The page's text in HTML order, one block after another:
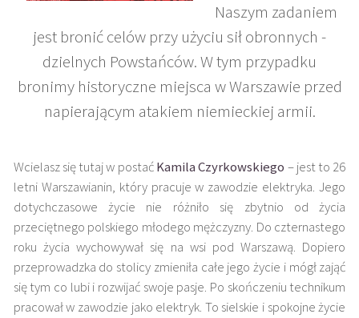
Naszym zadaniem
jest bronić celów przy użyciu sił obronnych -
dzielnych Powstańców. W tym przypadku
bronimy historyczne miejsca w Warszawie przed
napierającym atakiem niemieckiej armii.
Wcielasz się tutaj w postaćKamila Czyrkowskiego – jest to 26
letni Warszawianin, który pracuje w zawodzie elektryka. Jego
dotychczasowe życie nie różniło się zbytnio od życia
przeciętnego polskiego młodego mężczyzny. Do czternastego
roku życia wychowywał się na wsi pod Warszawą. Dopiero
przeprowadzka do stolicy zmieniła całe jego życie i mógł zająć
się tym co lubi i rozwijać swoje pasje. Po skończeniu technikum
pracował w zawodzie jako elektryk. To sielskie i spokojne życie